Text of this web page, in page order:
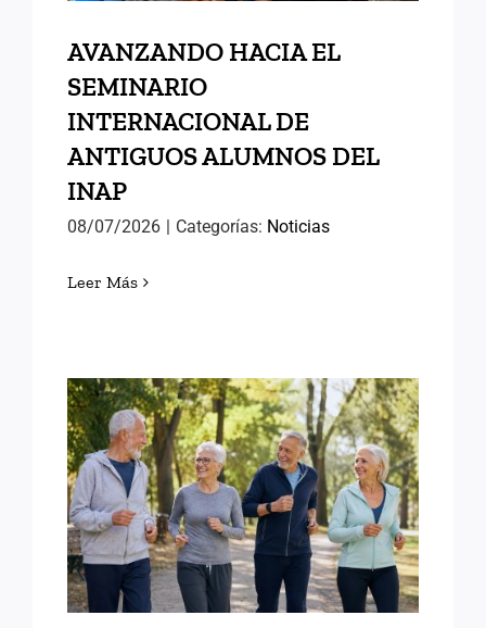
AVANZANDO HACIA EL
SEMINARIO
INTERNACIONAL DE
ANTIGUOS ALUMNOS DEL
INAP
08/07/2026 Categorías: Noticias
Leer Más
EL EDADISMO: UNA
DISCRIMINACIÓN
SILENCIOSA ANTE EL
DESAFÍO DEMOGRÁFICO Y
SOCIAL